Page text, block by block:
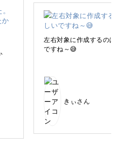
にフォーカスして、素敵な作
めるイヤーカフ
使って３つの素敵なイヤーカ
左右対象に作成するのは
ですね～😅
きぃさん